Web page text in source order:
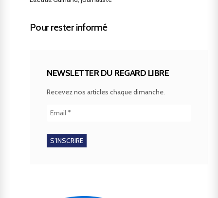
Pour rester informé
NEWSLETTER DU REGARD LIBRE
Recevez nos articles chaque dimanche.